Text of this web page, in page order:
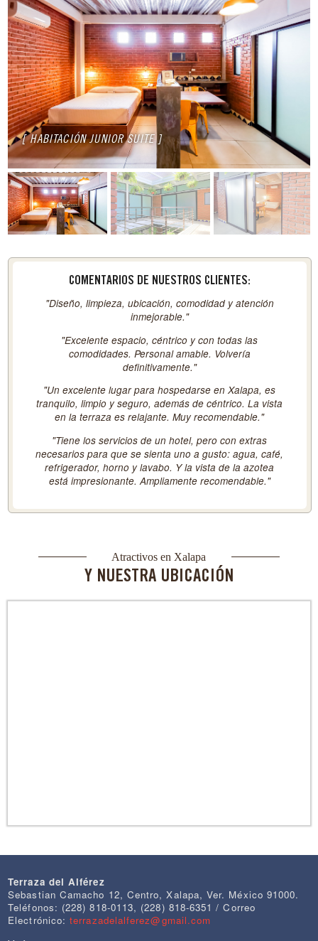
[ HABITACIÓN JUNIOR SUITE ]
COMENTARIOS DE NUESTROS CLIENTES:
"Diseño, limpieza, ubicación, comodidad y atención
inmejorable."
"Excelente espacio, céntrico y con todas las
comodidades. Personal amable. Volvería
definitivamente."
"Un excelente lugar para hospedarse en Xalapa, es
tranquilo, limpio y seguro, además de céntrico. La vista
en la terraza es relajante. Muy recomendable."
"Tiene los servicios de un hotel, pero con extras
necesarios para que se sienta uno a gusto: agua, café,
refrigerador, horno y lavabo. Y la vista de la azotea
está impresionante. Ampliamente recomendable."
Atractivos en Xalapa
Y NUESTRA UBICACIÓN
Terraza del Alférez
Sebastian Camacho 12, Centro, Xalapa, Ver. México 91000.
Teléfonos: (228) 818-0113, (228) 818-6351 / Correo
Electrónico:terrazadelalferez@gmail.com